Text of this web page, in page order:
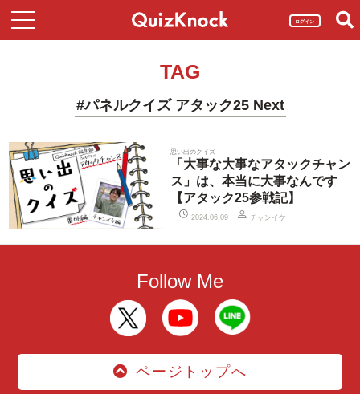
ログイン
TAG
#パネルクイズ アタック25 Next
思い出のクイズ
「大事な大事なアタックチャン
ス」は、本当に大事なんです
【アタック25参戦記】
2024.06.09 チャンイケ
Follow Me
ページトップへ